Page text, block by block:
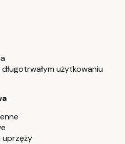
użytkowaniu
uprzęży